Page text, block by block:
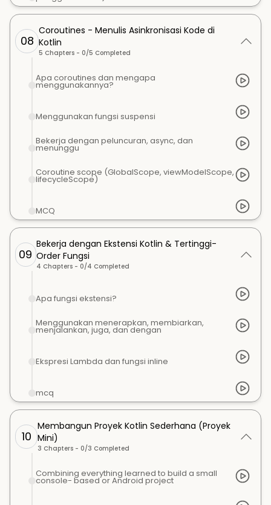
08
Coroutines - Menulis Asinkronisasi Kode di
Kotlin
5 Chapters - 0/5 Completed
Apa coroutines dan mengapa
menggunakannya?
Menggunakan fungsi suspensi
Bekerja dengan peluncuran, async, dan
menunggu
Coroutine scope (GlobalScope, viewModelScope,
lifecycleScope)
MCQ
09
Bekerja dengan Ekstensi Kotlin & Tertinggi-
Order Fungsi
4 Chapters - 0/4 Completed
Apa fungsi ekstensi?
Menggunakan menerapkan, membiarkan,
menjalankan, juga, dan dengan
Ekspresi Lambda dan fungsi inline
mcq
10
Membangun Proyek Kotlin Sederhana (Proyek
Mini)
3 Chapters - 0/3 Completed
Combining everything learned to build a small
console- based or Android project